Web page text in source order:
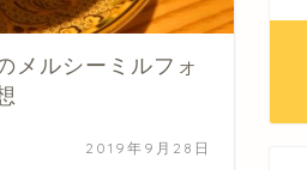
メルシーミルフォ
2019年9月28日